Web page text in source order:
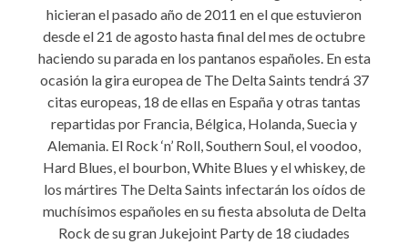
hicieran el pasado año de 2011 en el que estuvieron
desde el 21 de agosto hasta final del mes de octubre
haciendo su parada en los pantanos españoles. En esta
ocasión la gira europea de The Delta Saints tendrá 37
citas europeas, 18 de ellas en España y otras tantas
repartidas por Francia, Bélgica, Holanda, Suecia y
Alemania. El Rock ‘n’ Roll, Southern Soul, el voodoo,
Hard Blues, el bourbon, White Blues y el whiskey, de
los mártires The Delta Saints infectarán los oídos de
muchísimos españoles en su fiesta absoluta de Delta
Rock de su gran Jukejoint Party de 18 ciudades